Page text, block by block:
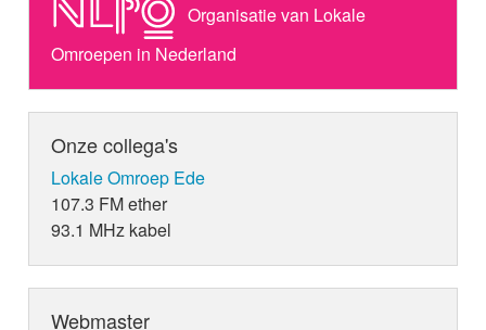
Organisatie van Lokale
Omroepen in Nederland
Onze collega's
Lokale Omroep Ede
107.3 FM ether
93.1 MHz kabel
Webmaster